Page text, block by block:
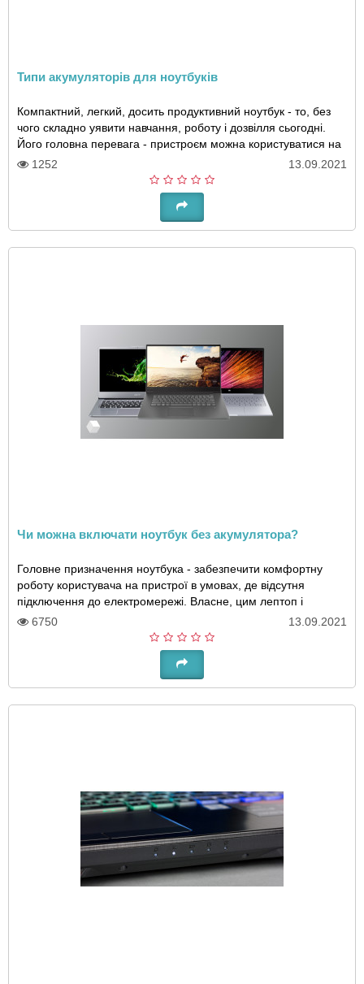
Типи акумуляторів для ноутбуків
Компактний, легкий, досить продуктивний ноутбук - то, без
чого складно уявити навчання, роботу і дозвілля сьогодні.
Його головна перевага - пристроєм можна користуватися на
виїзді, в транспорті, в пар..
1252 13.09.2021
Чи можна включати ноутбук без акумулятора?
Головне призначення ноутбука - забезпечити комфортну
роботу користувача на пристрої в умовах, де відсутня
підключення до електромережі. Власне, цим лептоп і
відрізняється від звичайного стаціонарного ..
6750 13.09.2021